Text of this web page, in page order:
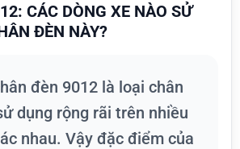
CÁC DÒNG XE NÀO SỬ
ĐÈN NÀY?
đèn 9012 là loại chân
dụng rộng rãi trên nhiều
nhau. Vậy đặc điểm của